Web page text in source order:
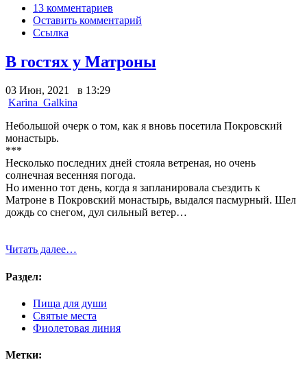
13 комментариев
Оставить комментарий
Ссылка
В гостях у Матроны
03 Июн, 2021 в 13:29
Karina_Galkina
Небольшой очерк о том, как я вновь посетила Покровский
монастырь.
***
Несколько последних дней стояла ветреная, но очень
солнечная весенняя погода.
Но именно тот день, когда я запланировала съездить к
Матроне в Покровский монастырь, выдался пасмурный. Шел
дождь со снегом, дул сильный ветер…
Читать далее…
Раздел:
Пища для души
Святые места
Фиолетовая линия
Метки: